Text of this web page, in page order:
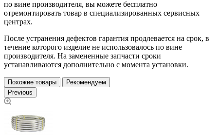
по вине производителя, вы можете бесплатно
отремонтировать товар в специализированных сервисных
центрах.
После устранения дефектов гарантия продлевается на срок, в
течение которого изделие не использовалось по вине
производителя. На замененные запчасти сроки
устанавливаются дополнительно с момента установки.
Похожие товары
Рекомендуем
Previous